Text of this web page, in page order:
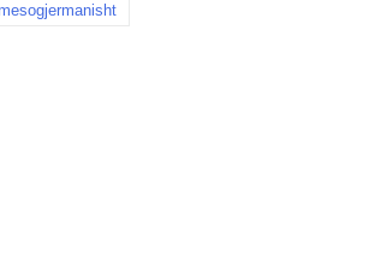
mesogjermanisht